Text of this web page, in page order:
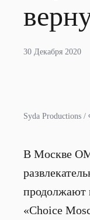
30 Декабря 2020
Syda Productions
В Москве
продолжают
«Choice